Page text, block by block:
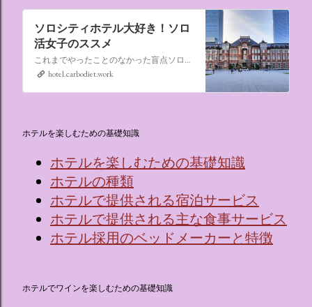
ソロシティホテル大好き！ソロ
活女子のススメ
これまでやったことのなかった盲点ソロ活、“なんでもない日にシティホテルに泊まる”。ソロ活女子のススメ,ソロシティホテル
hotel.carbodiet.work
ホテルを楽しむための基礎知識
ホテルを楽しむための基礎知識
ホテルの種類
ホテルで提供される宿泊サービス
ホテルで提供される主な食事サービス
ホテル採用のベッドメーカーと特徴
ホテルでワインを楽しむための基礎知識